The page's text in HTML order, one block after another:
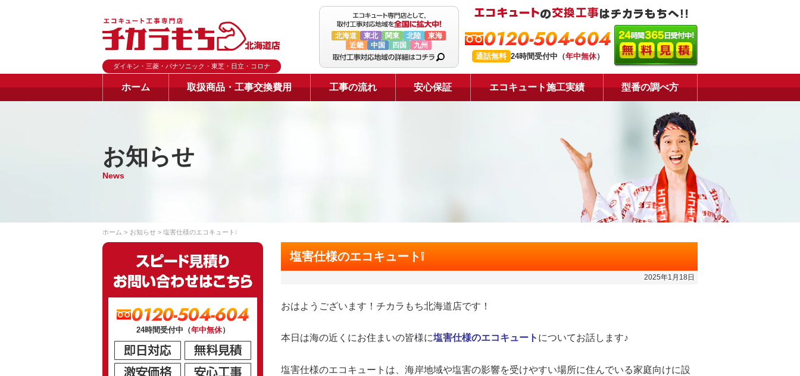
ダイキン・三菱・パナソニック・東芝・日立・コロナ
北海道 東北 関東 北陸
東海
近畿
中国 四国 九州 0120-504-604
通話無料 24時間受付中（年中無休）
ホーム 取扱商品・工事交換費用 工事の流れ 安心保証 エコキュート施工実績 型番の調べ方
お知らせ
News
ホーム お知らせ 塩害仕様のエコキュート❕
塩害仕様のエコキュート❕
2025年1月18日
おはようございます！チカラもち北海道店です！
本日は海の近くにお住まいの皆様に塩害仕様のエコキュート についてお話します♪
塩害仕様のエコキュートは、海岸地域や塩害の影響を受けやすい場所に住んでいる家庭向けに設
0120-504-604
24時間受付中（年中無休）